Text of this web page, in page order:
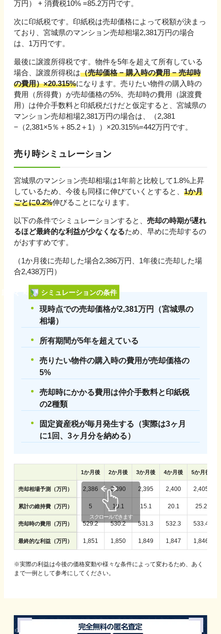
万円 ） + 消費税10% =85.2万円です。
次に印紙税です。印紙税は売却価格によって税額が決まっ
ており、 宮城県のマンション売却相場2,381万円の場合
は、 1万円です。
最後に譲渡所得税です。物件を5年を超えて所有している
場合、譲渡所得税は（売却価格 − 購入時の費用 − 売却時
の費用）×20.315%になります。売りたい物件の購入時の
費用（所得費）が売却価格の5%、売却時の費用（譲渡費
用）は仲介手数料と印紙税だけだと仮定すると、 宮城県の
マンション売却相場2,381万円の場合は、（2,381
−（2,381×5％＋85.2＋ 1））×20.315%=442万円です。
売り時シミュレーション
宮城県のマンション売却相場は1年前と比較して1.8%上昇
しているため、今後も同様に伸びていくとすると、 1か月
ごとに0.2%伸びる ことになります。
以下の条件でシミュレーションすると、 売却の時期が遅れ
るほど最終的な利益が少なくなるため、早めに売却するの
がおすすめです。
（1か月後に売却した場合2,386万円、1年後に売却した場
合2,438万円）
シミュレーションの条件
現時点での売却価格が2,381万円（宮城県の
相場）
所有期間が5年を超えている
売りたい物件の購入時の費用が売却価格の
5%
売却時にかかる費用は仲介手数料と印紙税
の2種類
固定資産税が毎月発生する（実際は3ヶ月
に1回、3ヶ月分を納める）
1か月後 2か月後 3か月後 4か月後 5か月後
売却相場予測（万円） 2,386 2,390 2,395 2,400 2,405
累計の維持費（万円） 5 10.1 15.1 20.1 25.2
売却時の費用（万円） 529.2 530.2 531.3 532.3 533.4
最終的な利益（万円） 1,851 1,850 1,849 1,847 1,846
※実際の利益は今後の価格変動や様々な条件によって変わるため、あく
まで一例として参考にしてください。